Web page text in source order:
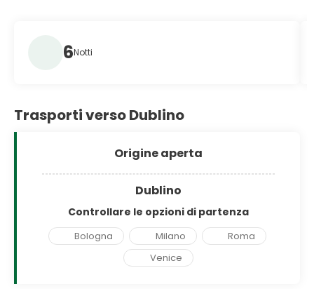
6Notti
Trasporti verso Dublino
Origine aperta
Dublino
Controllare le opzioni di partenza
Bologna Milano
Roma
Venice